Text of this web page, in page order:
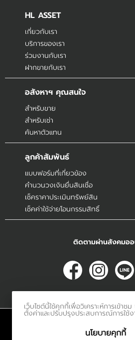
HL ASSET
เกี่ยวกับเรา
บริการของเรา
ร่วมงานกับเรา
ฝากขายกับเรา
อสังหาฯ คุณสนใจ
สำหรับขาย
สำหรับเช่า
ค้นหาตัวแทน
ลูกค้าสัมพันธ์
แบบฟอร์มที่เกี่ยวข้อง
คำนวนวงเงินยื่นสินเชื่อ
เช็คราคาประเมินทรัพย์สิน
เช็คค่าใช้จ่ายโอนกรรมสิทธิ์
ติดตามผ่านสังคมอ
Innerethai.com All
เว็บไซต์นี้ใช้คุกกี้เพื่อวิเคราะห์การเข้าช
ตั้งค่าและปรับปรุงประสบการณ์การใ
นโยบายคุกกี้